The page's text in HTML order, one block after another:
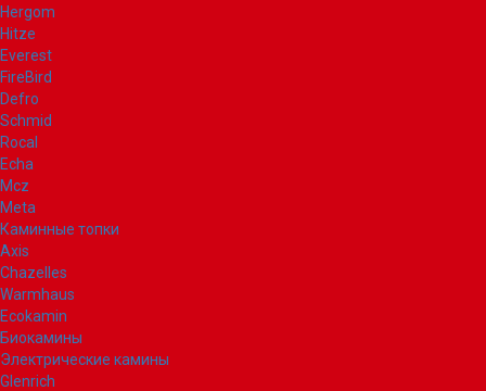
Hergom
Hitze
Everest
FireBird
Defro
Schmid
Rocal
Echa
Mcz
Meta
Каминные топки
Axis
Chazelles
Warmhaus
Ecokamin
Биокамины
Электрические камины
Glenrich